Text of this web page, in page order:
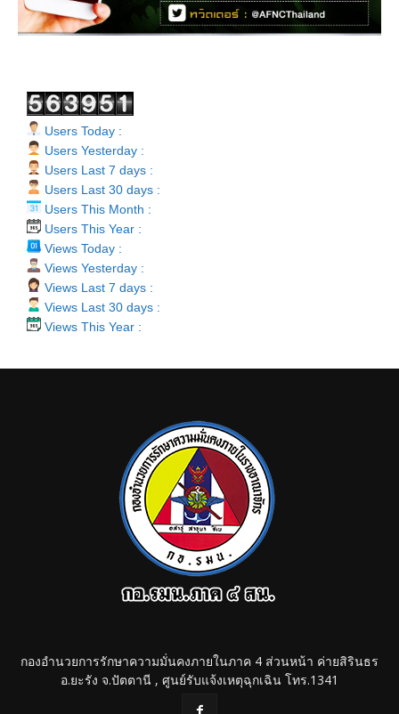
Users Today :
Users Yesterday :
Users Last 7 days :
Users Last 30 days :
Users This Month :
Users This Year :
Views Today :
Views Yesterday :
Views Last 7 days :
Views Last 30 days :
Views This Year :
กองอำนวยการรักษาความมั่นคงภายในภาค 4 ส่วนหน้า ค่ายสิรินธร
อ.ยะรัง จ.ปัตตานี , ศูนย์รับแจ้งเหตุฉุกเฉิน โทร.1341